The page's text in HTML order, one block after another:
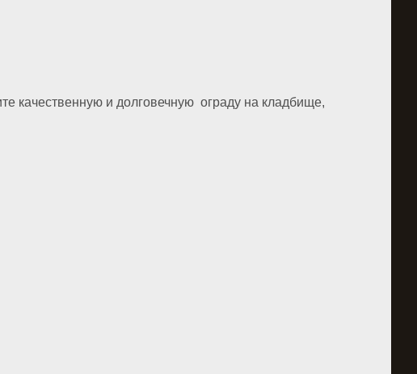
качественную и долговечную ограду на кладбище,